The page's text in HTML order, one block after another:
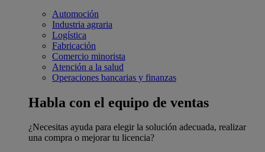
Automoción
Industria agraria
Logística
Fabricación
Comercio minorista
Atención a la salud
Operaciones bancarias y finanzas
Habla con el equipo de ventas
¿Necesitas ayuda para elegir la solución adecuada, realizar
una compra o mejorar tu licencia?